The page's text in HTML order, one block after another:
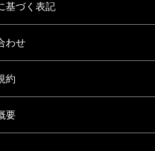
基づく表記
わせ
約
要